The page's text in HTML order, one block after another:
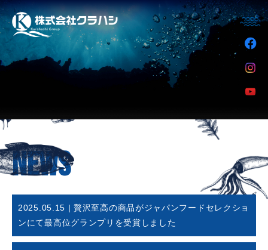
NEWS
2025.05.15 | 贅沢至高の商品がジャパンフードセレクショ
ンにて最高位グランプリを受賞しました